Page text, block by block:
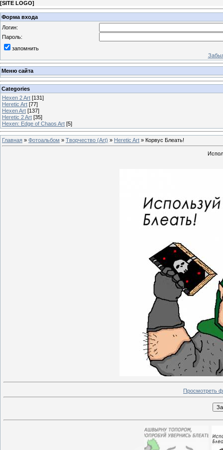
[SITE LOGO]
Форма входа
Логин:
Пароль:
запомнить
Меню сайта
Categories
Hexen 2 Art [131]
Heretic Art [77]
Hexen Art [137]
Heretic 2 Art [35]
Hexen: Edge of Chaos Art [5]
Главная » Фотоальбом » Творчество (Art) » Heretic Art » Корвус Блеать!
Просмотреть